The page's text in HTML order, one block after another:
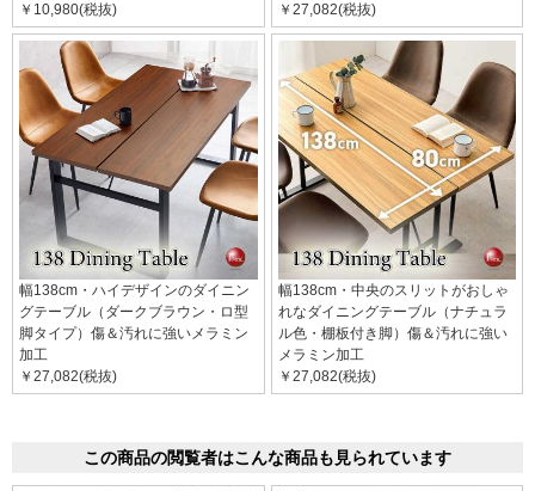
￥10,980(税抜)
￥27,082(税抜)
幅138cm・ハイデザインのダイニン
グテーブル（ダークブラウン・ロ型
脚タイプ）傷＆汚れに強いメラミン
加工
￥27,082(税抜)
幅138cm・中央のスリットがおしゃ
れなダイニングテーブル（ナチュラ
ル色・棚板付き脚）傷＆汚れに強い
メラミン加工
￥27,082(税抜)
この商品の閲覧者はこんな商品も見られています